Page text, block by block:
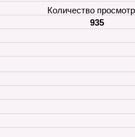
Количество
935